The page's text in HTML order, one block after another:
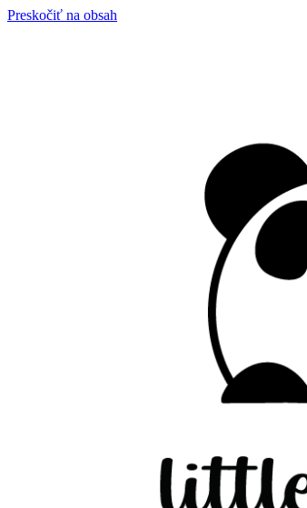
Preskočiť na obsah